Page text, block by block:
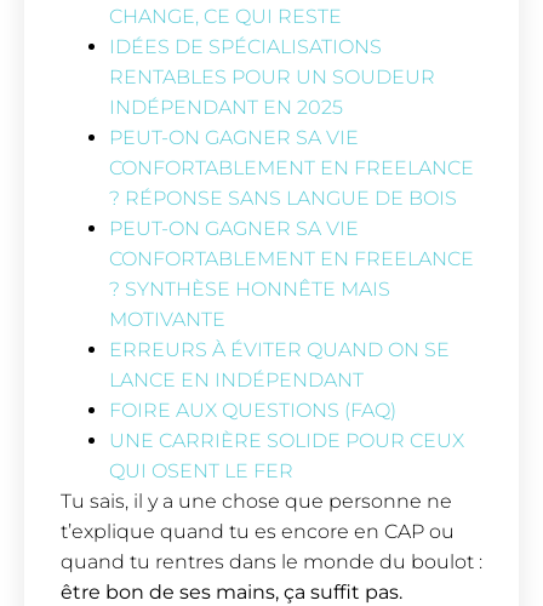
CHANGE, CE QUI RESTE
IDÉES DE SPÉCIALISATIONS
RENTABLES POUR UN SOUDEUR
INDÉPENDANT EN 2025
PEUT-ON GAGNER SA VIE
CONFORTABLEMENT EN FREELANCE
? RÉPONSE SANS LANGUE DE BOIS
PEUT-ON GAGNER SA VIE
CONFORTABLEMENT EN FREELANCE
? SYNTHÈSE HONNÊTE MAIS
MOTIVANTE
ERREURS À ÉVITER QUAND ON SE
LANCE EN INDÉPENDANT
FOIRE AUX QUESTIONS (FAQ)
UNE CARRIÈRE SOLIDE POUR CEUX
QUI OSENT LE FER
Tu sais, il y a une chose que personne ne
t’explique quand tu es encore en CAP ou
quand tu rentres dans le monde du boulot :
être bon de ses mains, ça suffit pas.